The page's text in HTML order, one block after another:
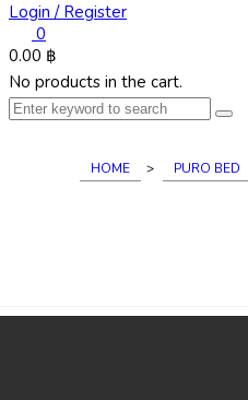
Login / Register
0
0.00 ฿
No products in the cart.
HOME > PURO BED